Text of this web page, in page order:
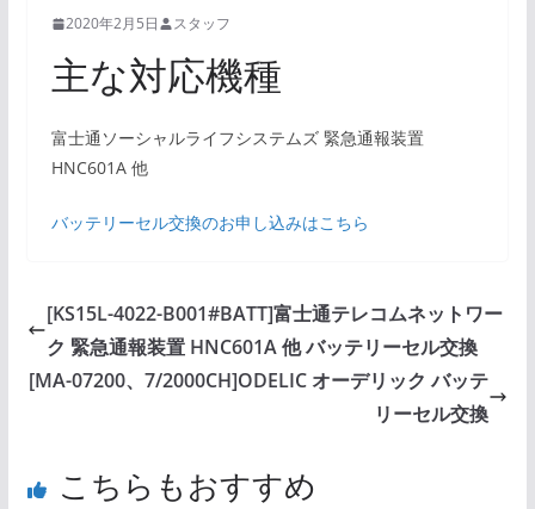
2020年2月5日 スタッフ
主な対応機種
富士通ソーシャルライフシステムズ 緊急通報装置
HNC601A 他
バッテリーセル交換のお申し込みはこちら
[KS15L-4022-B001#BATT]富士通テレコムネットワー
ク 緊急通報装置 HNC601A 他 バッテリーセル交換
[MA-07200、7/2000CH]ODELIC オーデリック バッテ
リーセル交換
こちらもおすすめ